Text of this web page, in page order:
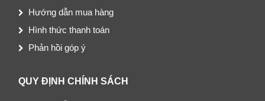
Hướng dẫn mua hàng
Hình thức thanh toán
Phản hồi góp ý
QUY ĐỊNH CHÍNH SÁCH